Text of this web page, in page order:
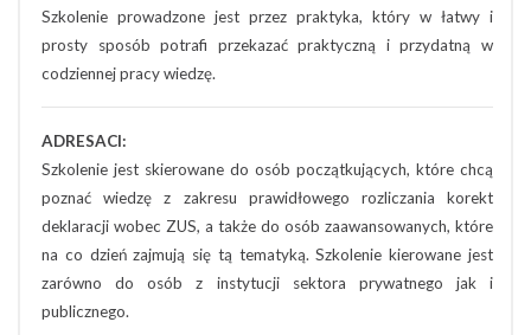
Szkolenie prowadzone jest przez praktyka, który w łatwy i
prosty sposób potrafi przekazać praktyczną i przydatną w
codziennej pracy wiedzę.
ADRESACI:
Szkolenie jest skierowane do osób początkujących, które chcą
poznać wiedzę z zakresu prawidłowego rozliczania korekt
deklaracji wobec ZUS, a także do osób zaawansowanych, które
na co dzień zajmują się tą tematyką. Szkolenie kierowane jest
zarówno do osób z instytucji sektora prywatnego jak i
publicznego.